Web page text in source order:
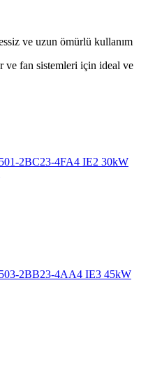
ve uzun ömürlü kullanım
ve fan sistemleri için ideal ve
2BC23-4FA4 IE2 30kW
2BB23-4AA4 IE3 45kW